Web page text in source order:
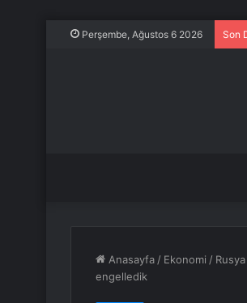
Perşembe, Ağustos 6 2026 Son
Anasayfa / Ekonomi /
engelledik